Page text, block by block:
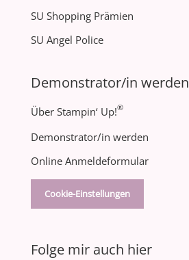
SU Shopping Prämien
SU Angel Police
Demonstrator/in werden
Über Stampin‘ Up!®
Demonstrator/in werden
Online Anmeldeformular
Cookie-Einstellungen
Folge mir auch hier